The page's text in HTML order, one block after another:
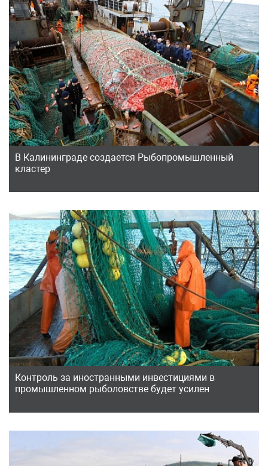
В Калининграде создается Рыбопромышленный
кластер
Контроль за иностранными инвестициями в
промышленном рыболовстве будет усилен